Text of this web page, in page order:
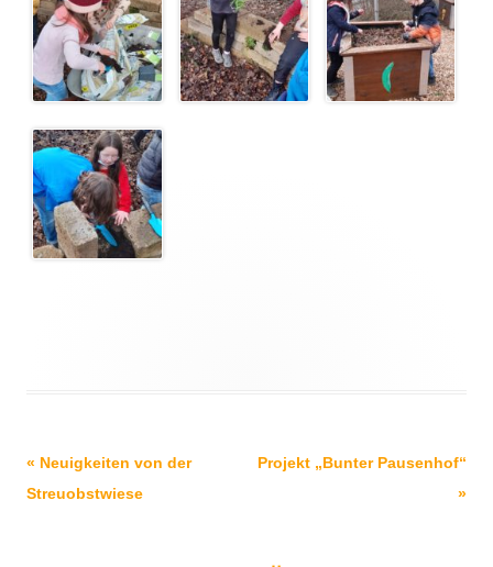
Beitrags-
Navigation
« Neuigkeiten von der
Streuobstwiese
Projekt „Bunter Pausenhof“
»